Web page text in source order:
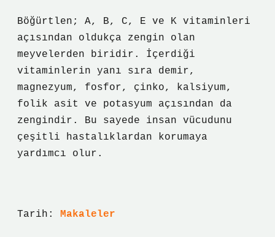
Böğürtlen; A, B, C, E ve K vitaminleri
açısından oldukça zengin olan
meyvelerden biridir. İçerdiği
vitaminlerin yanı sıra demir,
magnezyum, fosfor, çinko, kalsiyum,
folik asit ve potasyum açısından da
zengindir. Bu sayede insan vücudunu
çeşitli hastalıklardan korumaya
yardımcı olur.
Tarih: Makaleler